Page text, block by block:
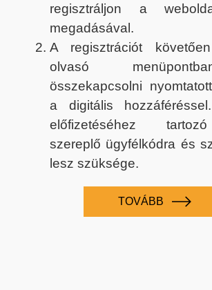
regisztráljon a
megadásával.
A regisztrációt
olvasó
összekapcsolni
a digitális
előfizetéséhez
szereplő ügyfélkódra és
lesz szüksége.
TOVÁBB